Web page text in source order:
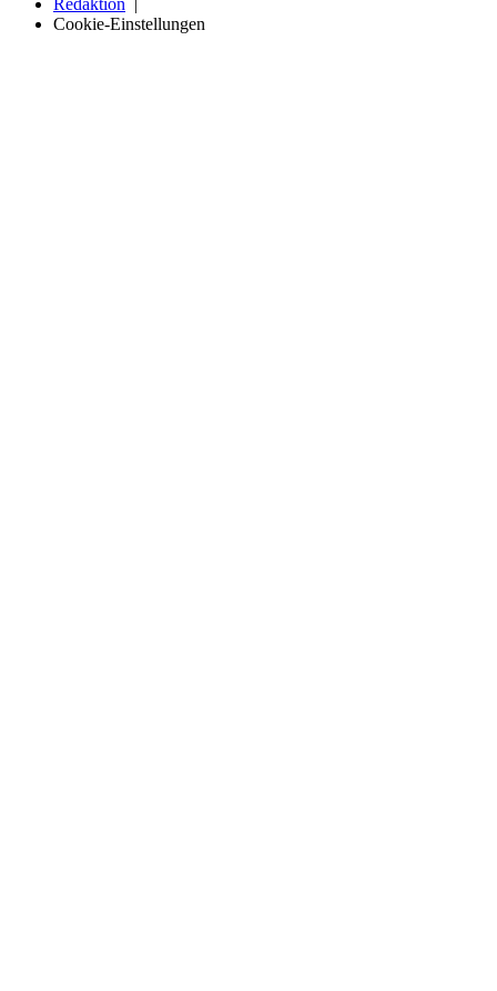
Redaktion
Cookie-Einstellungen